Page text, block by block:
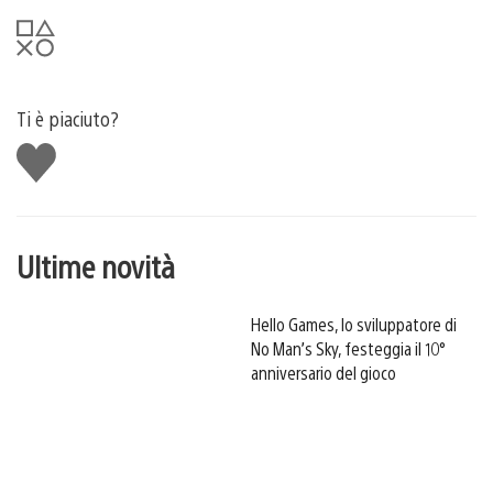
Ti è piaciuto?
Mi
piace
Ultime novità
Hello Games, lo sviluppatore di
No Man’s Sky, festeggia il 10°
anniversario del gioco